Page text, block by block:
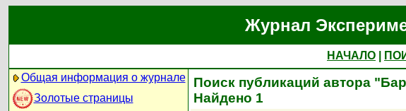
Журнал
НАЧАЛО
Общая информация о журнале
Золотые страницы
Поиск публикаций автора
Найдено 1